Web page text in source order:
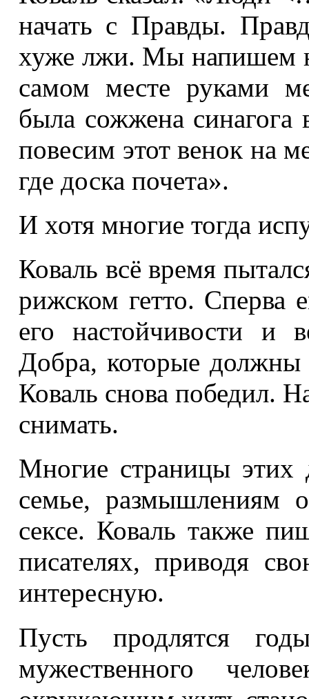
начать с Правды.
хуже лжи. Мы напишем
самом месте руками
была сожжена синагога
повесим этот венок на
где доска почета».
И хотя многие тогда
Коваль всё время
рижском гетто. Сперва
его настойчивости и
Добра, которые
Коваль снова победил.
снимать.
Многие страницы
семье,
сексе. Коваль также
писателях, приводя
интересную.
Пусть продлятся
мужественного